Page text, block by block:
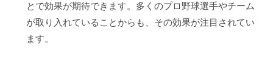
とで効果が期待できます。多くのプロ野球選手やチーム
が取り入れていることからも、その効果が注目されてい
ます。